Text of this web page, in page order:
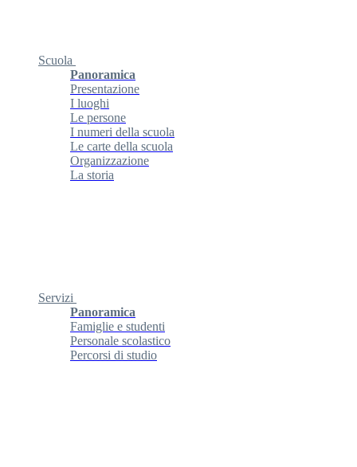
Scuola
Panoramica
Presentazione
I luoghi
Le persone
I numeri della scuola
Le carte della scuola
Organizzazione
La storia
Servizi
Panoramica
Famiglie e studenti
Personale scolastico
Percorsi di studio